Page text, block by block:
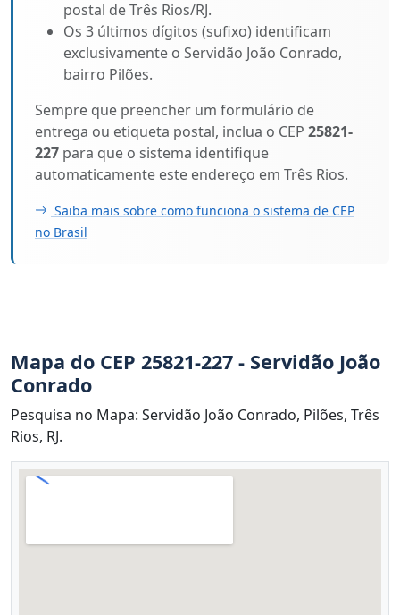
postal de Três Rios/RJ.
Os 3 últimos dígitos (sufixo) identificam
exclusivamente o Servidão João Conrado,
bairro Pilões.
Sempre que preencher um formulário de
entrega ou etiqueta postal, inclua o CEP 25821-
227 para que o sistema identifique
automaticamente este endereço em Três Rios.
Saiba mais sobre como funciona o sistema de CEP
no Brasil
Mapa do CEP 25821-227 - Servidão João
Conrado
Pesquisa no Mapa: Servidão João Conrado, Pilões, Três
Rios, RJ.